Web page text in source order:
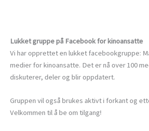
Lukket gruppe på Facebook for kinoansatte
Vi har opprettet en lukket facebookgruppe:
medier for kinoansatte. Det er nå over 100
diskuterer, deler og blir oppdatert.
Gruppen vil også brukes aktivt i forkant og
Velkommen til å be om tilgang!